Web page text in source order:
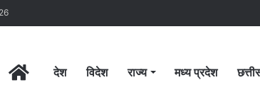
Homeदेश विदेश राज्य मध्य प्रदेश